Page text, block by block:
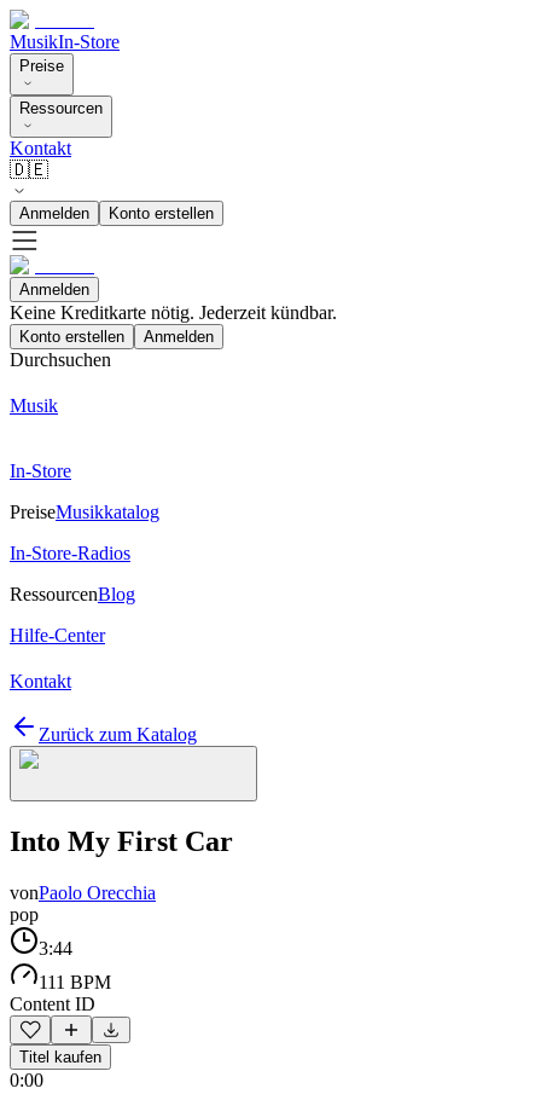
MusikIn-Store
Preise
Ressourcen
Kontakt
🇩🇪
Anmelden Konto erstellen
Anmelden
Keine Kreditkarte nötig. Jederzeit kündbar.
Konto erstellen Anmelden
Durchsuchen
Musik
In-Store
PreiseMusikkatalog
In-Store-Radios
RessourcenBlog
Hilfe-Center
Kontakt
Zurück zum Katalog
Into My First Car
vonPaolo Orecchia
pop
3:44
111 BPM
Content ID
Titel kaufen
0:00